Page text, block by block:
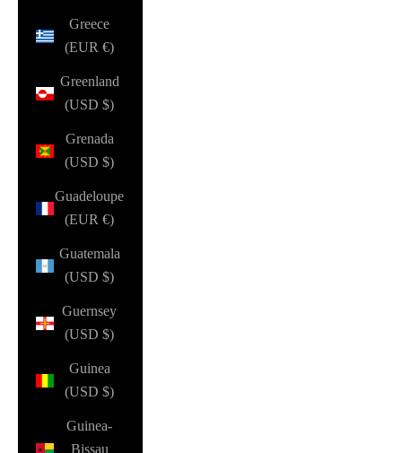
Greece
(EUR €)
Greenland
(USD $)
Grenada
(USD $)
Guadeloupe
(EUR €)
Guatemala
(USD $)
Guernsey
(USD $)
Guinea
(USD $)
Guinea-
Bissau